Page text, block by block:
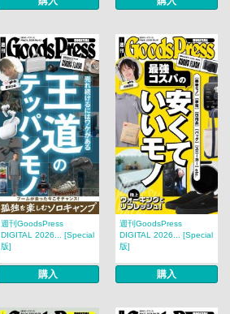
週刊GoodsPress
DIGITAL 2026... [Special
版]
購入
週刊GoodsPress
DIGITAL 2026... [Special
版]
購入